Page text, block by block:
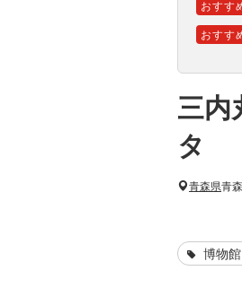
おすす
おすす
三内
タ
青森県青
博物